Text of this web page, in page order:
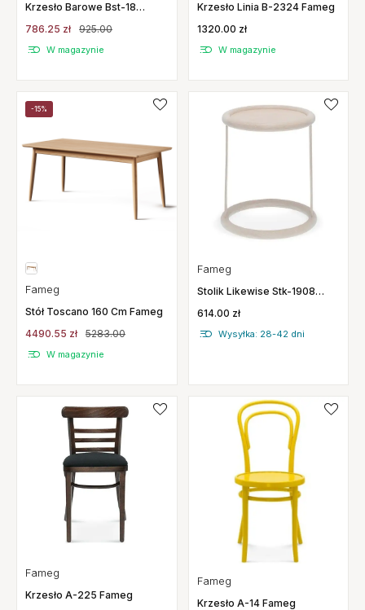
Krzesło Barowe Bst-18
786.25 zł 925.00
W magazynie
Krzesło Linia B-2324 Fameg
1320.00 zł
W magazynie
-15%
Fameg
Stół Toscano 160 Cm Fameg
4490.55 zł
5283.00
W magazynie
Fameg
Stolik Likewise Stk-1908
614.00 zł
Wysyłka: 28-42 dni
Fameg
Krzesło A-225 Fameg
Fameg
Krzesło A-14 Fameg